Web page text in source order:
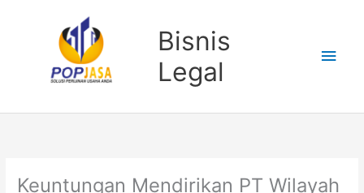
Bisnis
Legal
Keuntungan Mendirikan PT Wilayah